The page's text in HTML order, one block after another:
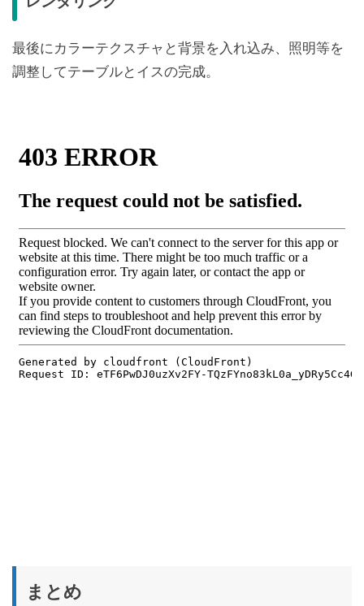
最後にカラーテクスチャと背景を入れ込み、照明等を
調整してテーブルとイスの完成。
まとめ